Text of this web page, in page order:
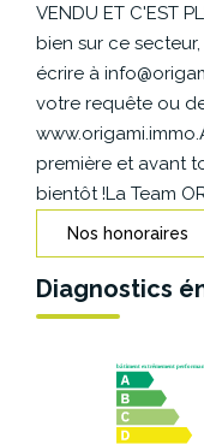
VENDU ET C'EST
bien sur ce
écrire à
votre requête ou
première et avant
bientôt !La Team
Nos honoraires
Diagnostics